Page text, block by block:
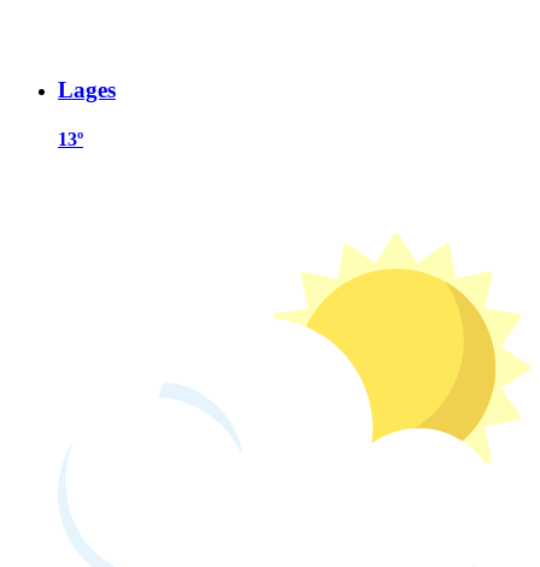
Lages
13º